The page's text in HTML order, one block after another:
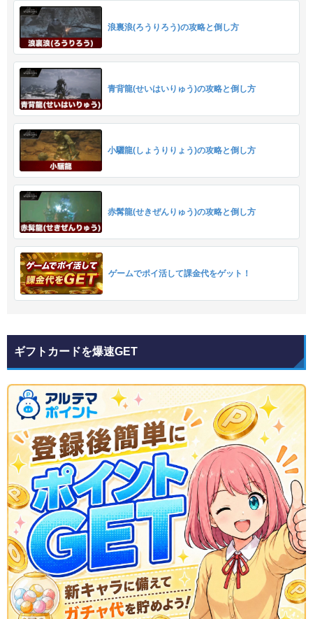
浪裏浪(ろうりろう)の攻略と倒し方
青背龍(せいはいりゅう)の攻略と倒し方
小驪龍(しょうりりょう)の攻略と倒し方
赤髯龍(せきぜんりゅう)の攻略と倒し方
ゲームでポイ活して課金代をゲット！
ギフトカードを爆速GET